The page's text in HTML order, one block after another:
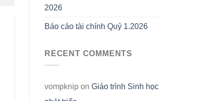
2026
Báo cáo tài chính Quý 1.2026
RECENT COMMENTS
vompknip on Giáo trình Sinh học